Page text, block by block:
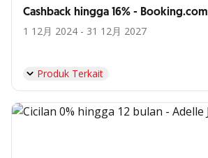
Cashback hingga 16% - Booking.com
1 12月 2024 - 31 12月 2027
Produk Terkait